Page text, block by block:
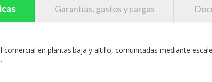
Garantías, gastos y cargas
comercial en plantas baja y altillo, comunicadas mediante